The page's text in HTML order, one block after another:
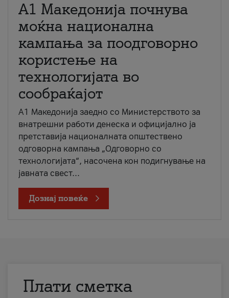
A1 Македонија почнува
моќна национална
кампања за поодговорно
користење на
технологијата во
сообраќајот
A1 Македонија заедно со Министерството за
внатрешни работи денеска и официјално ја
претставија националната општествено
одговорна кампања „Одговорно со
технологијата“, насочена кон подигнување на
јавната свест...
Дознај повеќе
Плати сметка